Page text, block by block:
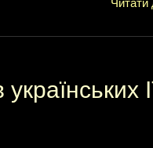
Читати